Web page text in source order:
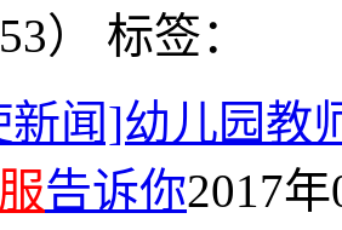
） 标签：
闻]幼儿园教
告诉你2017